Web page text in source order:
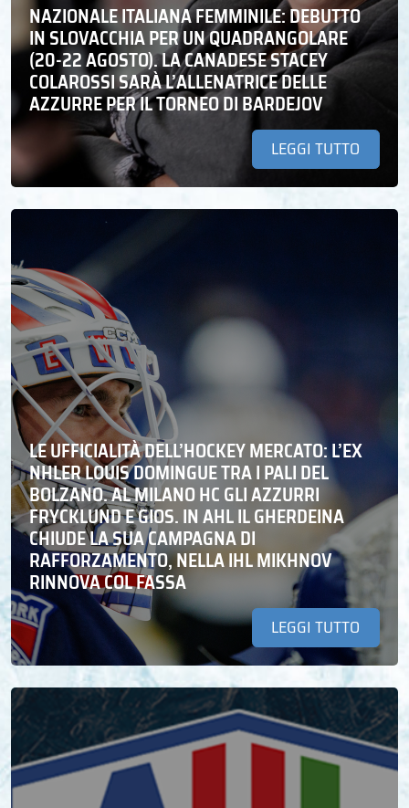
NAZIONALE ITALIANA FEMMINILE: DEBUTTO
IN SLOVACCHIA PER UN QUADRANGOLARE
(20-22 AGOSTO). LA CANADESE STACEY
COLAROSSI SARÀ L’ALLENATRICE DELLE
AZZURRE PER IL TORNEO DI BARDEJOV
LEGGI TUTTO
LE UFFICIALITÀ DELL’HOCKEY MERCATO: L’EX
NHLER LOUIS DOMINGUE TRA I PALI DEL
BOLZANO. AL MILANO HC GLI AZZURRI
FRYCKLUND E GIOS. IN AHL IL GHERDEINA
CHIUDE LA SUA CAMPAGNA DI
RAFFORZAMENTO, NELLA IHL MIKHNOV
RINNOVA COL FASSA
LEGGI TUTTO